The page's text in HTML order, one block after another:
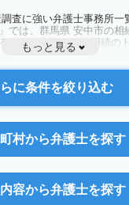
査に強い弁護士事務所一
では、群馬県 安中市の相
ことが出来ます。相続の
弁護士に相談してみましょ
もっと見る
に条件を絞り込む
村から弁護士を探す
容から弁護士を探す